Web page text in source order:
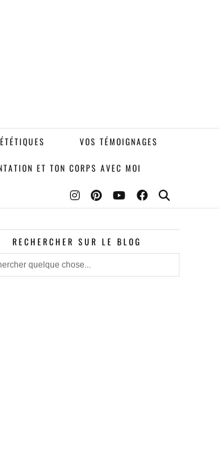
VOS TÉMOIGNAGES
ET TON CORPS AVEC MOI
RECHERCHER SUR LE BLOG